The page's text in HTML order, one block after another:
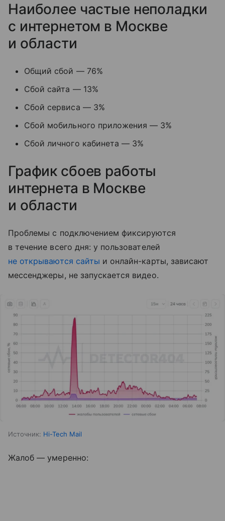
Наиболее частые неполадки
с интернетом в Москве
и области
Общий сбой — 76%
Сбой сайта — 13%
Сбой сервиса — 3%
Сбой мобильного приложения — 3%
Сбой личного кабинета — 3%
График сбоев работы
интернета в Москве
и области
Проблемы с подключением фиксируются
в течение всего дня: у пользователей
не открываются сайты и онлайн-карты, зависают
мессенджеры, не запускается видео.
Источник: Hi-Tech Mail
Жалоб — умеренно: